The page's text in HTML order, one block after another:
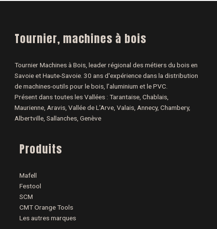
Tournier, machines à bois
Tournier Machines à Bois, leader régional des métiers du bois en
Savoie et Haute-Savoie. 30 ans d'expérience dans la distribution
de machines-outils pour le bois, l’aluminium et le PVC.
Présent dans toutes les Vallées : Tarantaise, Chablais,
Maurienne, Aravis, Vallée de L’Arve, Valais, Annecy, Chambery,
Albertville, Sallanches, Genève
Produits
Mafell
Festool
SCM
CMT Orange Tools
Les autres marques